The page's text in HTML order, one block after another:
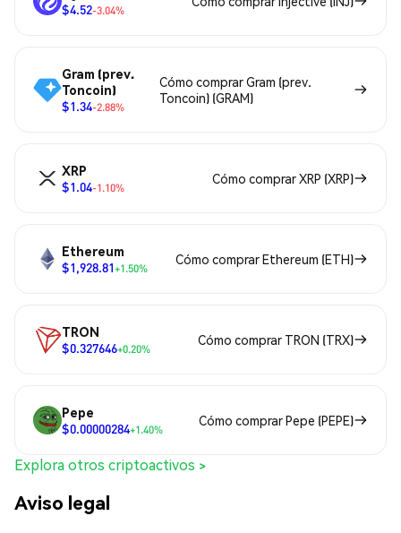
$4.52-3.04%
Gram (prev.
Toncoin)
$1.34-2.88%
Cómo comprar Gram (prev.
Toncoin) (GRAM)
XRP
$1.04-1.10%
Cómo comprar XRP (XRP)
Ethereum
$1,928.81+1.50%
Cómo comprar Ethereum (ETH)
TRON
$0.327646+0.20%
Cómo comprar TRON (TRX)
Pepe
$0.00000284+1.40%
Cómo comprar Pepe (PEPE)
Explora otros criptoactivos >
Aviso legal